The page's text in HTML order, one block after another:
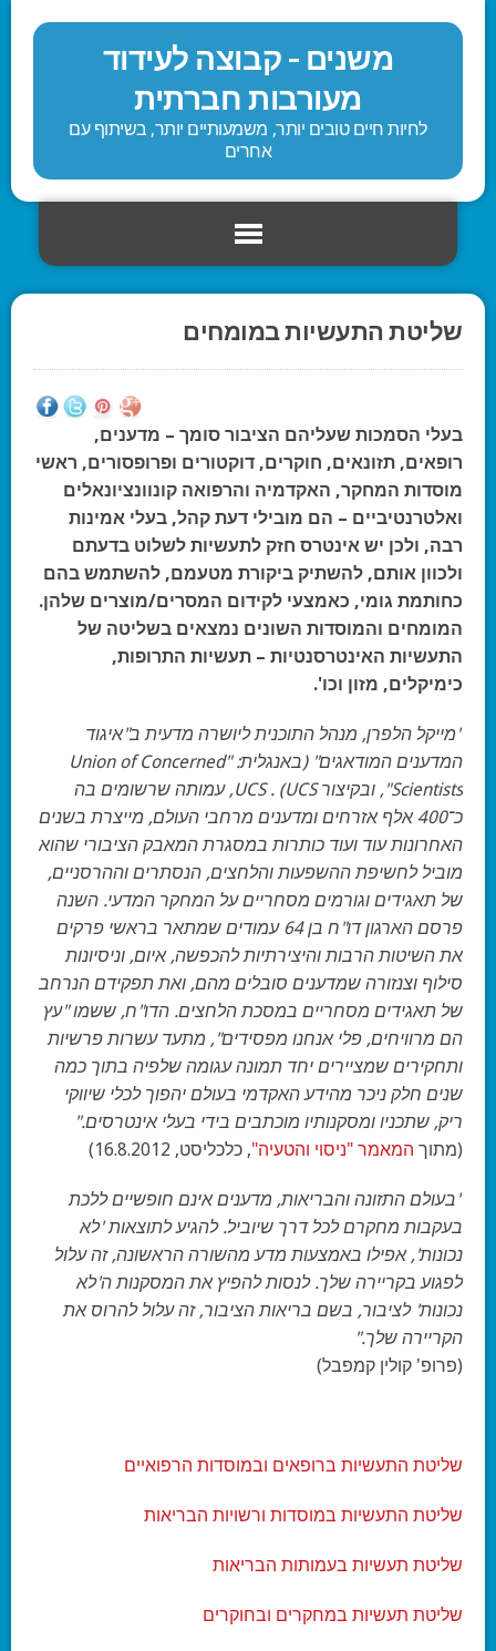
משנים - קבוצה לעידוד
מעורבות חברתית
לחיות חיים טובים יותר, משמעותיים יותר, בשיתוף עם
אחרים
שליטת התעשיות במומחים
בעלי הסמכות שעליהם הציבור סומך – מדענים,
רופאים, תזונאים, חוקרים, דוקטורים ופרופסורים, ראשי
מוסדות המחקר, האקדמיה והרפואה קונוונציונאלים
ואלטרנטיביים – הם מובילי דעת קהל, בעלי אמינות
רבה, ולכן יש אינטרס חזק לתעשיות לשלוט בדעתם
ולכוון אותם, להשתיק ביקורת מטעמם, להשתמש בהם
כחותמת גומי, כאמצעי לקידום המסרים/מוצרים שלהן.
המומחים והמוסדות השונים נמצאים בשליטה של
התעשיות האינטרסנטיות – תעשיות התרופות,
כימיקלים, מזון וכו'.
"מייקל הלפרן, מנהל התוכנית ליושרה מדעית ב"איגוד
המדענים המודאגים" (באנגלית: "Union of Concerned
Scientists", ובקיצור UCS . (UCS, עמותה שרשומים בה
כ־400 אלף אזרחים ומדענים מרחבי העולם, מייצרת בשנים
האחרונות עוד ועוד כותרות במסגרת המאבק הציבורי שהוא
מוביל לחשיפת ההשפעות והלחצים, הנסתרים וההרסניים,
של תאגידים וגורמים מסחריים על המחקר המדעי. השנה
פרסם הארגון דו"ח בן 64 עמודים שמתאר בראשי פרקים
את השיטות הרבות והיצירתיות להכפשה, איום, וניסיונות
סילוף וצנזורה שמדענים סובלים מהם, ואת תפקידם הנרחב
של תאגידים מסחריים במסכת הלחצים. הדו"ח, ששמו "עץ
הם מרוויחים, פלי אנחנו מפסידים", מתעד עשרות פרשיות
ותחקירים שמציירים יחד תמונה עגומה שלפיה בתוך כמה
שנים חלק ניכר מהידע האקדמי בעולם יהפוך לכלי שיווקי
ריק, שתכניו ומסקנותיו מוכתבים בידי בעלי אינטרסים."
(מתוך המאמר "ניסוי והטעיה", כלכליסט, 16.8.2012)
"בעולם התזונה והבריאות, מדענים אינם חופשיים ללכת
בעקבות מחקרם לכל דרך שיוביל. להגיע לתוצאות 'לא
נכונות', אפילו באמצעות מדע מהשורה הראשונה, זה עלול
לפגוע בקריירה שלך. לנסות להפיץ את המסקנות ה'לא
נכונות' לציבור, בשם בריאות הציבור, זה עלול להרוס את
הקריירה שלך."
(פרופ' קולין קמפבל)
שליטת התעשיות ברופאים ובמוסדות הרפואיים
שליטת התעשיות במוסדות ורשויות הבריאות
שליטת תעשיות בעמותות הבריאות
שליטת תעשיות במחקרים ובחוקרים